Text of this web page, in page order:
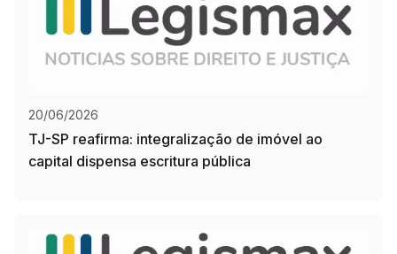
20/06/2026
TJ-SP reafirma: integralização de imóvel ao
capital dispensa escritura pública